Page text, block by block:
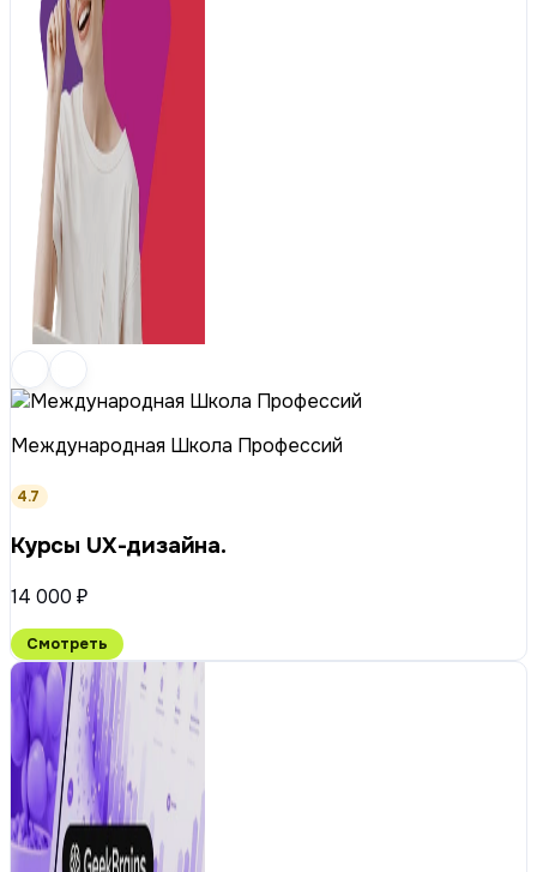
Международная Школа Профессий
4.7
Курсы UX-дизайна.
14 000 ₽
Смотреть